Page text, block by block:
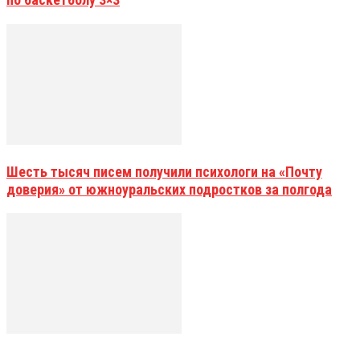
Шесть тысяч писем получили психологи на «Почту
доверия» от южноуральских подростков за полгода